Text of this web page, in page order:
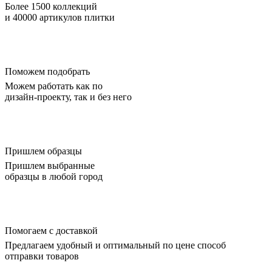
Более 1500 коллекций
и 40000 артикулов плитки
Поможем подобрать
Можем работать как по
дизайн-проекту, так и без него
Пришлем образцы
Пришлем выбранные
образцы в любой город
Помогаем с доставкой
Предлагаем удобный и оптимальный по цене способ
отправки товаров